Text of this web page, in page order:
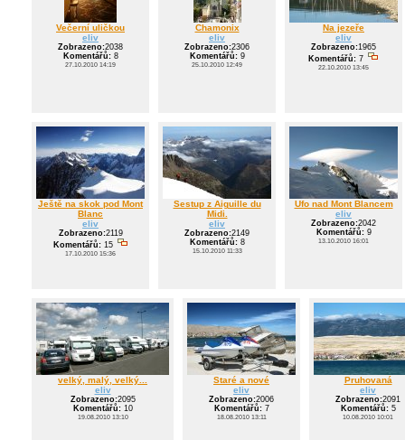
Večerní uličkou
eliv
Zobrazeno:2038
Komentářů:8
27.10.2010 14:19
Chamonix
eliv
Zobrazeno:2306
Komentářů:9
25.10.2010 12:49
Na jezeře
eliv
Zobrazeno:1965
Komentářů: 7
22.10.2010 13:45
Ještě na skok pod Mont
Blanc
eliv
Zobrazeno:2119
Komentářů:15
17.10.2010 15:36
Sestup z Aiguille du
Midi.
eliv
Zobrazeno:2149
Komentářů:8
15.10.2010 11:33
Ufo nad Mont Blancem
eliv
Zobrazeno:2042
Komentářů:9
13.10.2010 16:01
velký, malý, velký...
eliv
Zobrazeno:2095
Komentářů:10
19.08.2010 13:10
Staré a nové
eliv
Zobrazeno:2006
Komentářů:7
18.08.2010 13:11
Pruhovaná
eliv
Zobrazeno:2091
Komentářů:5
10.08.2010 10:01